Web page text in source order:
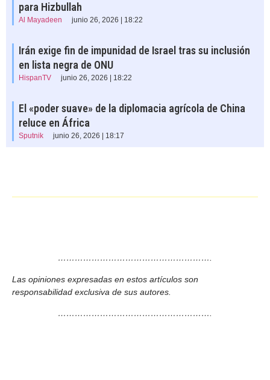
para Hizbullah
Al Mayadeen junio 26, 2026 | 18:22
Irán exige fin de impunidad de Israel tras su inclusión
en lista negra de ONU
HispanTV junio 26, 2026 | 18:22
El «poder suave» de la diplomacia agrícola de China
reluce en África
Sputnik junio 26, 2026 | 18:17
……………………………………………….
Las opiniones expresadas en estos artículos son
responsabilidad exclusiva de sus autores.
……………………………………………….